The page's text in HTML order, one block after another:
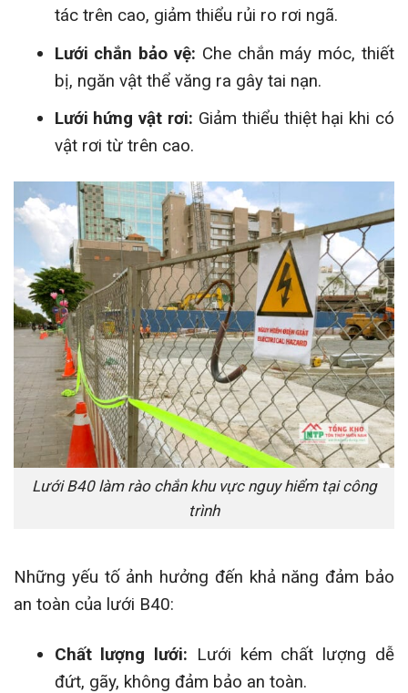
tác trên cao, giảm thiểu rủi ro rơi ngã.
Lưới chắn bảo vệ: Che chắn máy móc, thiết
bị, ngăn vật thể văng ra gây tai nạn.
Lưới hứng vật rơi: Giảm thiểu thiệt hại khi có
vật rơi từ trên cao.
Lưới B40 làm rào chắn khu vực nguy hiểm tại công
trình
Những yếu tố ảnh hưởng đến khả năng đảm bảo
an toàn của lưới B40:
Chất lượng lưới: Lưới kém chất lượng dễ
đứt, gãy, không đảm bảo an toàn.